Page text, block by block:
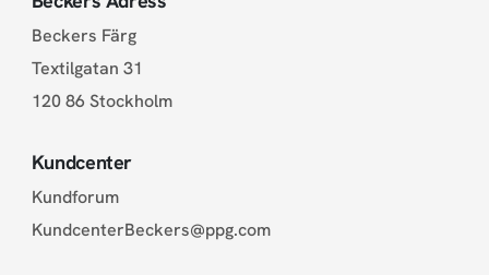
Beckers Färg
Textilgatan 31
120 86 Stockholm
Kundcenter
Kundforum
KundcenterBeckers@ppg.com